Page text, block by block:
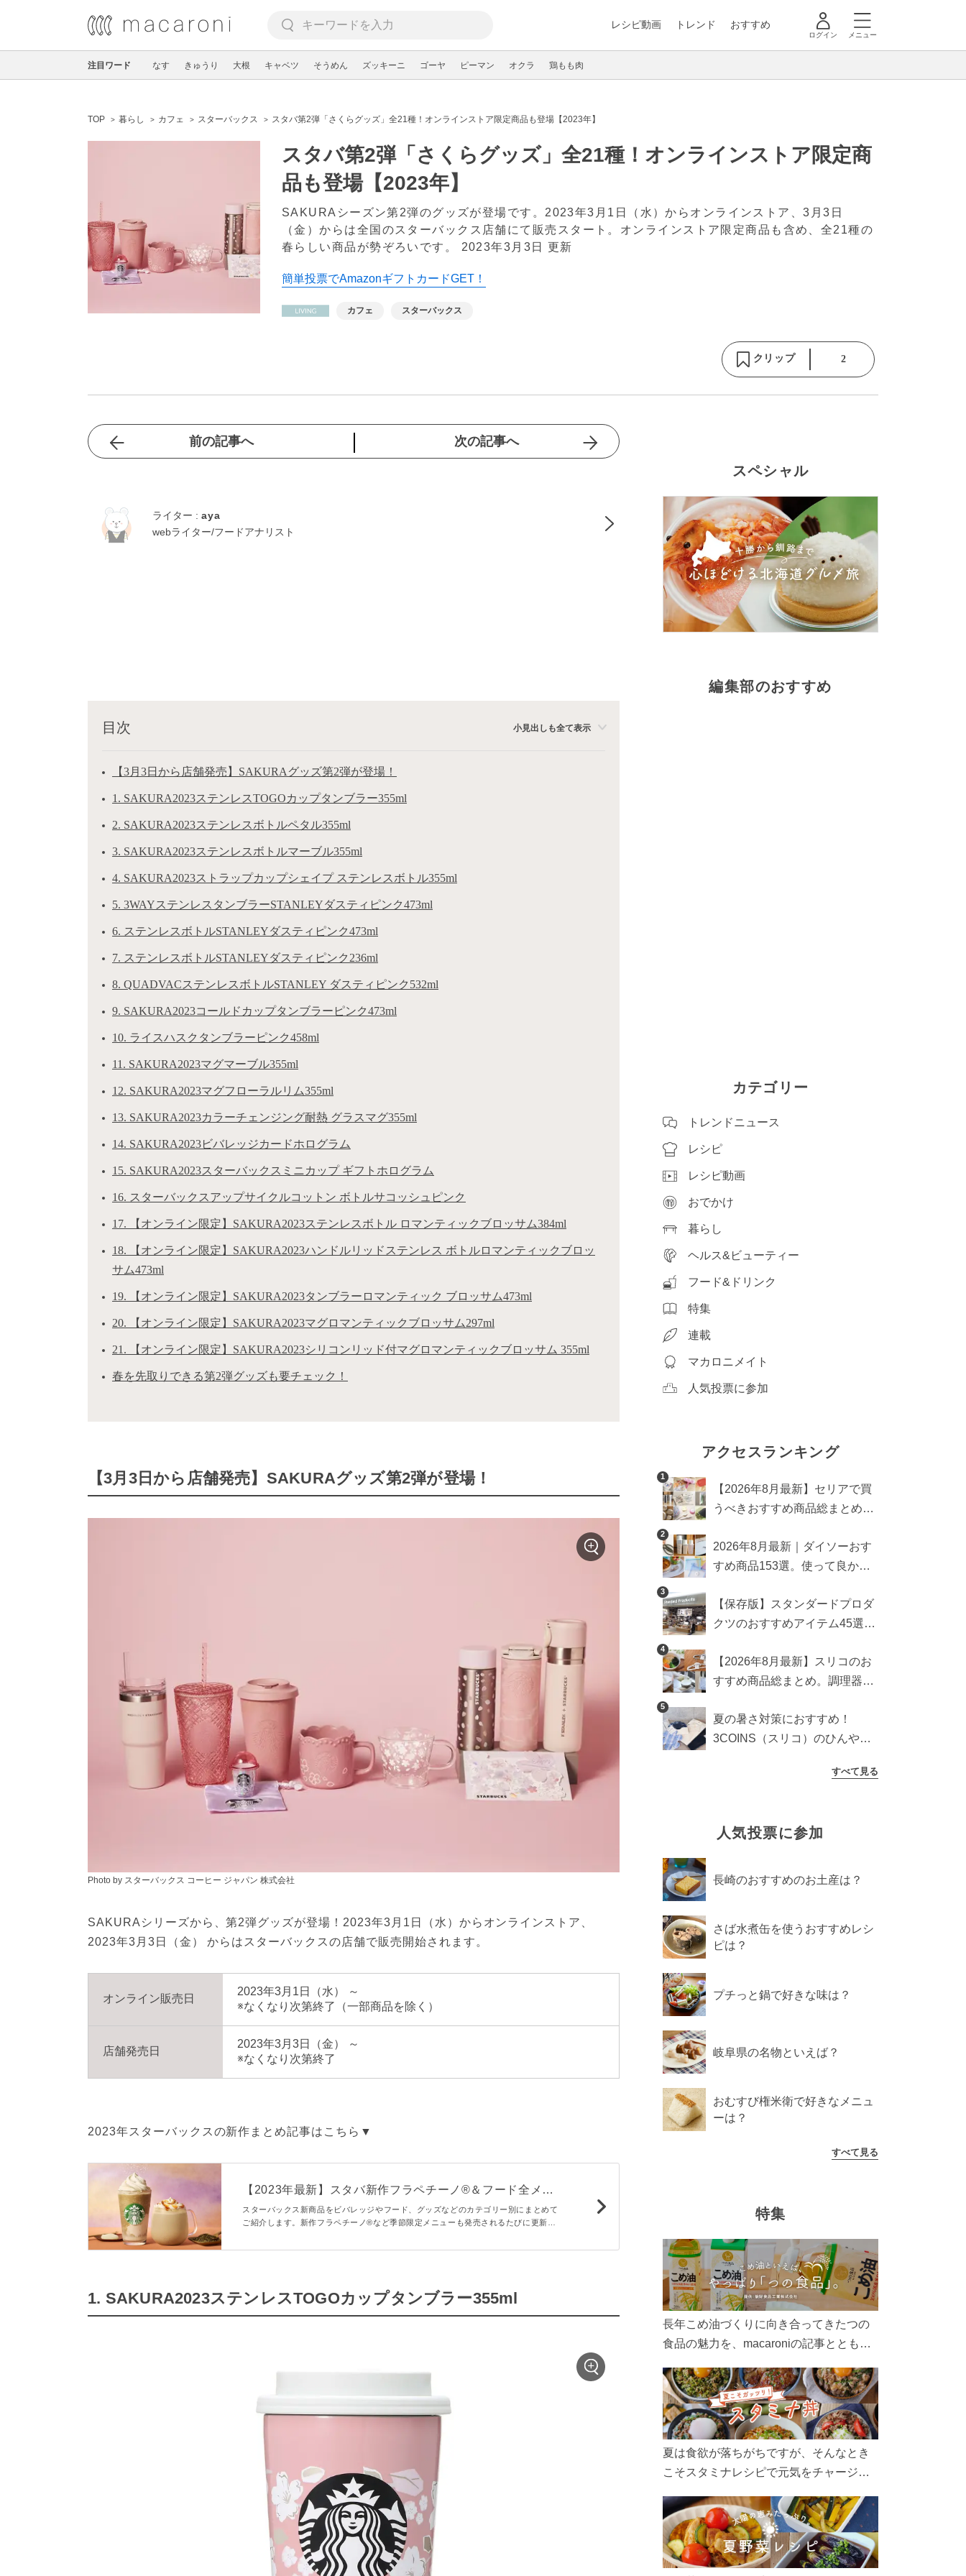
レシピ動画 トレンド おすすめ
ログイン メニュー
注目ワード なす きゅうり 大根 キャベツ そうめん ズッキーニ ゴーヤ ピーマン オクラ 鶏もも肉
TOP 暮らし カフェ スターバックス スタバ第2弾「さくらグッズ」全21種！オンラインストア限定商品も登場【2023年】
スタバ第2弾「さくらグッズ」全21種！オンラインストア限定商
品も登場【2023年】
SAKURAシーズン第2弾のグッズが登場です。2023年3月1日（水）からオンラインストア、3月3日
（金）からは全国のスターバックス店舗にて販売スタート。オンラインストア限定商品も含め、全21種の
春らしい商品が勢ぞろいです。 2023年3月3日 更新
簡単投票でAmazonギフトカードGET！
カフェ スターバックス
クリップ 2
前の記事へ 次の記事へ
ライター : aya
webライター/フードアナリスト
目次 小見出しも全て表示
【3月3日から店舗発売】SAKURAグッズ第2弾が登場！
1. SAKURA2023ステンレスTOGOカップタンブラー355ml
2. SAKURA2023ステンレスボトルペタル355ml
3. SAKURA2023ステンレスボトルマーブル355ml
4. SAKURA2023ストラップカップシェイプ ステンレスボトル355ml
5. 3WAYステンレスタンブラーSTANLEYダスティピンク473ml
6. ステンレスボトルSTANLEYダスティピンク473ml
7. ステンレスボトルSTANLEYダスティピンク236ml
8. QUADVACステンレスボトルSTANLEY ダスティピンク532ml
9. SAKURA2023コールドカップタンブラーピンク473ml
10. ライスハスクタンブラーピンク458ml
11. SAKURA2023マグマーブル355ml
12. SAKURA2023マグフローラルリム355ml
13. SAKURA2023カラーチェンジング耐熱 グラスマグ355ml
14. SAKURA2023ビバレッジカードホログラム
15. SAKURA2023スターバックスミニカップ ギフトホログラム
16. スターバックスアップサイクルコットン ボトルサコッシュピンク
17. 【オンライン限定】SAKURA2023ステンレスボトル ロマンティックブロッサム384ml
18. 【オンライン限定】SAKURA2023ハンドルリッドステンレス ボトルロマンティックブロッ
サム473ml
19. 【オンライン限定】SAKURA2023タンブラーロマンティック ブロッサム473ml
20. 【オンライン限定】SAKURA2023マグロマンティックブロッサム297ml
21. 【オンライン限定】SAKURA2023シリコンリッド付マグロマンティックブロッサム 355ml
春を先取りできる第2弾グッズも要チェック！
【3月3日から店舗発売】SAKURAグッズ第2弾が登場！
Photo by スターバックス コーヒー ジャパン 株式会社
SAKURAシリーズから、第2弾グッズが登場！2023年3月1日（水）からオンラインストア、
2023年3月3日（金） からはスターバックスの店舗で販売開始されます。
オンライン販売日
2023年3月1日（水） ～
※なくなり次第終了（一部商品を除く）
店舗発売日
2023年3月3日（金） ～
※なくなり次第終了
2023年スターバックスの新作まとめ記事はこちら▼
【2023年最新】スタバ新作フラペチーノ®＆フード全メニ
ューおすすめ一覧
スターバックス新商品をビバレッジやフード、グッズなどのカテゴリー別にまとめて
ご紹介します。新作フラペチーノ®など季節限定メニューも発売されるたびに更新し
1. SAKURA2023ステンレスTOGOカップタンブラー355ml
スペシャル
編集部のおすすめ
カテゴリー
トレンドニュース
レシピ
レシピ動画
おでかけ
暮らし
ヘルス&ビューティー
フード&ドリンク
特集
連載
マカロニメイト
人気投票に参加
アクセスランキング
1
【2026年8月最新】セリアで買
うべきおすすめ商品総まとめ。
2
2026年8月最新｜ダイソーおす
すめ商品153選。使って良かっ
3
【保存版】スタンダードプロダ
クツのおすすめアイテム45選。
4
【2026年8月最新】スリコのお
すすめ商品総まとめ。調理器具
5
夏の暑さ対策におすすめ！
3COINS（スリコ）のひんやり
すべて見る
人気投票に参加
長崎のおすすめのお土産は？
さば水煮缶を使うおすすめレシ
ピは？
プチっと鍋で好きな味は？
岐阜県の名物といえば？
おむすび権米衛で好きなメニュ
ーは？
すべて見る
特集
長年こめ油づくりに向き合ってきたつの
食品の魅力を、macaroniの記事とともに
ん、製造現場や品質へのこだわりまで。
こめ油をもっと好きになるコンテンツを
ぜひお楽しみください。
夏は食欲が落ちがちですが、そんなとき
こそスタミナレシピで元気をチャージ！
リ食べて、夏バテを吹き飛ばしましょ
う！